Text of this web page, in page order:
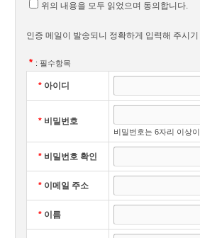
① 회사는 다음과 같은 서비스를 제공합니
– 정보서비스, 새로운 소식
– 구매계약이 체결된 재화 또는 상품의 배
– 기타 회사가 정하는 서비스
② 회사는 재화의 품절 또는 기술적 사양
③ 회사가 제공하기로 이용자와 계약을
하지 아니합니다. 단, 회사에게 고의 또는
제5조(서비스의 중단)
– 이용기록 , 접속 로그 , 쿠키 , 접속 IP 정보
■ 개인정보의 수집 및 이용목적
비손은 수집한 개인정보를 다음의 목적
– 서비스 제공에 관한 계약 이행 및 서비
– 회원 관리
2.개인정보의 보유 및 이용기간
정보주체가 개인정보 이용 동의를 철회
다만, 다음의 정보에 대해서는 아래의 사
①보존 항목 : 소셜연동식별자, 소셜 로그
②보존 목적 : 홈페이지 서비스 이용의 혼선
위의 내용을 모두 읽었으며 동의합니다.
인증 메일이 발송되니 정확하게 입력해 주시
* : 필수항목
* 아이디
* 비밀번호
비밀번호는 6자리 이상
* 비밀번호 확인
* 이메일 주소
* 이름